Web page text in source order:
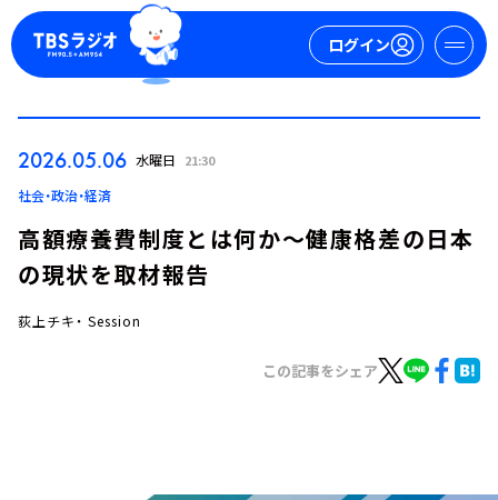
ログイン
2026.05.06 水曜日 21:30
社会・政治・経済
高額療養費制度とは何か～健康格差の日本
の現状を取材報告
荻上チキ・ Session
この記事をシェア